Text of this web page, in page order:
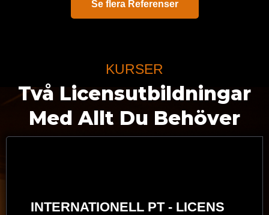
Se flera Referenser
KURSER
Två Licensutbildningar
Med Allt Du Behöver
INTERNATIONELL PT - LICENS